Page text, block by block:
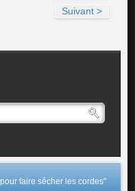
Suivant >
faire sêcher les cordes"